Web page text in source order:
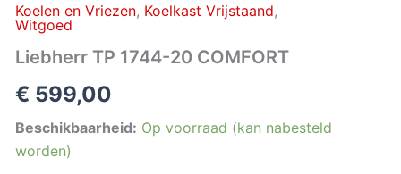
Koelen en Vriezen, Koelkast Vrijstaand,
Witgoed
Liebherr TP 1744-20 COMFORT
€ 599,00
Beschikbaarheid: Op voorraad (kan nabesteld
worden)
20
COMFORT